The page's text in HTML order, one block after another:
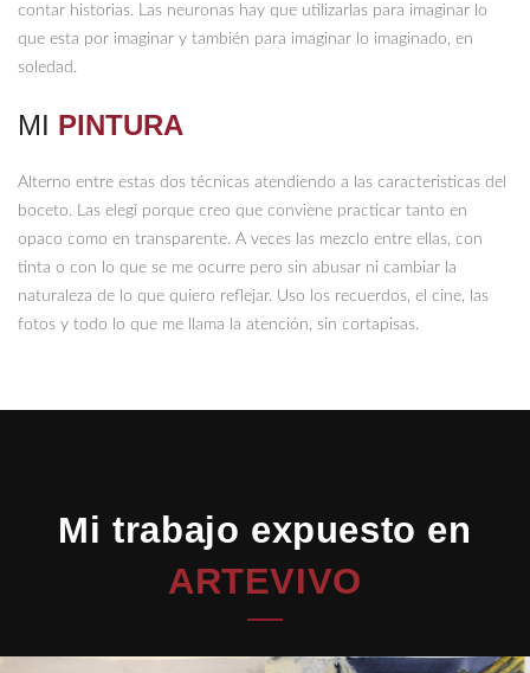
contar historias. Las neuronas hay que utilizarlas para imaginar lo
que esta por imaginar y también para imaginar lo imaginado, en
soledad.
MI PINTURA
Alterno entre estas dos técnicas atendiendo a las caracteristicas del
boceto. Las elegí porque creo que conviene practicar tanto en
opaco como en transparente. A veces las mezclo entre ellas, con
tinta o con lo que se me ocurre pero sin abusar ni cambiar la
naturaleza de lo que quiero reflejar. Uso los recuerdos, el cine, las
fotos y todo lo que me llama la atención, sin cortapisas.
Mi trabajo expuesto en
ARTEVIVO